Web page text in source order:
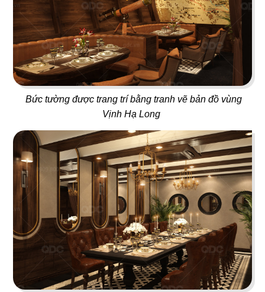
Bức tường được trang trí bằng tranh vẽ bản đồ vùng
Vịnh Hạ Long
47
WHAT THE PHỞ
Nhà hàng Việt
48
THÁI CONCEPT - SIK DAK
FOOK
Nhà hàng Thái
49
KASAPOCHI
Nhà hàng Nhật
50
LẨU XÔNG HƠI
Hấp thuỷ nhiệt
ĂN ĐƯỢC PHÚC PARADISE
Dimsum Hotpot & BBQ
52
THE REX
Food & Lounge